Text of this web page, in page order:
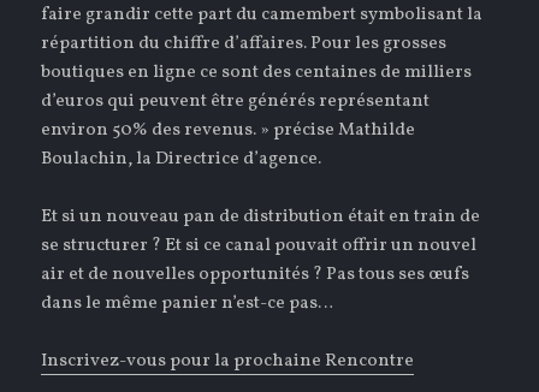
faire grandir cette part du camembert symbolisant la
répartition du chiffre d’affaires. Pour les grosses
boutiques en ligne ce sont des centaines de milliers
d’euros qui peuvent être générés représentant
environ 50% des revenus. » précise Mathilde
Boulachin, la Directrice d’agence.
Et si un nouveau pan de distribution était en train de
se structurer ? Et si ce canal pouvait offrir un nouvel
air et de nouvelles opportunités ? Pas tous ses œufs
dans le même panier n’est-ce pas…
Inscrivez-vous pour la prochaine Rencontre